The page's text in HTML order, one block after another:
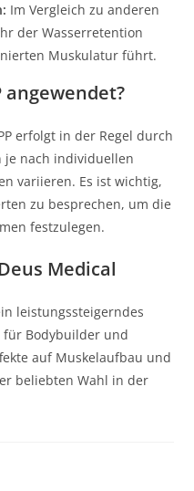
Im Vergleich zu anderen
der Wasserretention
Muskulatur führt.
angewendet?
erfolgt in der Regel durch
je nach individuellen
variieren. Es ist wichtig,
zu besprechen, um die
festzulegen.
Medical
leistungssteigerndes
für Bodybuilder und
auf Muskelaufbau und
beliebten Wahl in der